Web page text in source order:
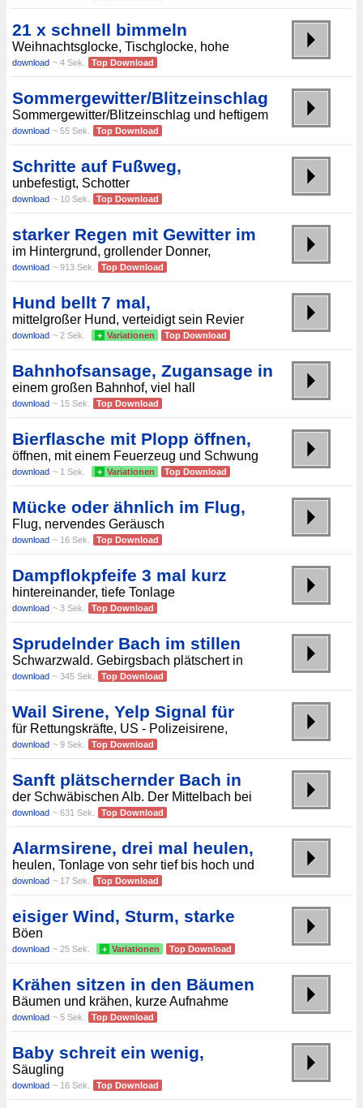
21 x schnell bimmeln
Weihnachtsglocke, Tischglocke, hohe
download ~ 4 Sek. Top Download
Sommergewitter/Blitzeinschlag
Sommergewitter/Blitzeinschlag und heftigem
download ~ 55 Sek. Top Download
Schritte auf Fußweg,
unbefestigt, Schotter
download ~ 10 Sek. Top Download
starker Regen mit Gewitter im
im Hintergrund, grollender Donner,
download ~ 913 Sek. Top Download
Hund bellt 7 mal,
mittelgroßer Hund, verteidigt sein Revier
download ~ 2 Sek. + Variationen Top Download
Bahnhofsansage, Zugansage in
einem großen Bahnhof, viel hall
download ~ 15 Sek. Top Download
Bierflasche mit Plopp öffnen,
öffnen, mit einem Feuerzeug und Schwung
download ~ 1 Sek. + Variationen Top Download
Mücke oder ähnlich im Flug,
Flug, nervendes Geräusch
download ~ 16 Sek. Top Download
Dampflokpfeife 3 mal kurz
hintereinander, tiefe Tonlage
download ~ 3 Sek. Top Download
Sprudelnder Bach im stillen
Schwarzwald. Gebirgsbach plätschert in
download ~ 345 Sek. Top Download
Wail Sirene, Yelp Signal für
für Rettungskräfte, US - Polizeisirene,
download ~ 9 Sek. Top Download
Sanft plätschernder Bach in
der Schwäbischen Alb. Der Mittelbach bei
download ~ 631 Sek. Top Download
Alarmsirene, drei mal heulen,
heulen, Tonlage von sehr tief bis hoch und
download ~ 17 Sek. Top Download
eisiger Wind, Sturm, starke
Böen
download ~ 25 Sek. + Variationen Top Download
Krähen sitzen in den Bäumen
Bäumen und krähen, kurze Aufnahme
download ~ 5 Sek. Top Download
Baby schreit ein wenig,
Säugling
download ~ 16 Sek. Top Download